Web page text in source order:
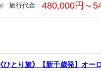
旅行代金 480,000円～
《ひとり旅》【新千歳発】オ